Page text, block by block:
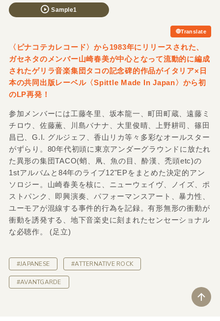
Sample1
Translate
〈ピナコテカレコード〉から1983年にリリースされた、
ガセネタのメンバー山崎春美が中心となって流動的に編成
されたゲリラ音楽集団タコの記念碑的作品がイタリア×日
本の共同出版レーベル〈Spittle Made In Japan〉から初
のLP再発！
参加メンバーには工藤冬里、坂本龍一、町田町蔵、遠藤ミ
チロウ、佐藤薫、川島バナナ、大里俊晴、上野耕司、篠田
昌已、G.I. グルジェフ、香山リカ等々多彩なオールスター
がずらり。80年代初頭に東京アンダーグラウンドに放たれ
た異形の集団TACO(蛸、凧、魚の目、酔漢、禿頭etc)の
1stアルバムと84年のライブ12"EPをまとめた決定的アン
ソロジー。山崎春美を核に、ニューウェイヴ、ノイズ、ポ
ストパンク、即興演奏、パフォーマンスアート、暴力性、
ユーモアが混線する事件的行為を記録。有形無形の衝動が
衝動を誘発する、地下音楽史に刻まれたセンセーショナル
な必聴作。 (足立)
#JAPANESE #ATTERNATIVE ROCK
#AVANTGARDE